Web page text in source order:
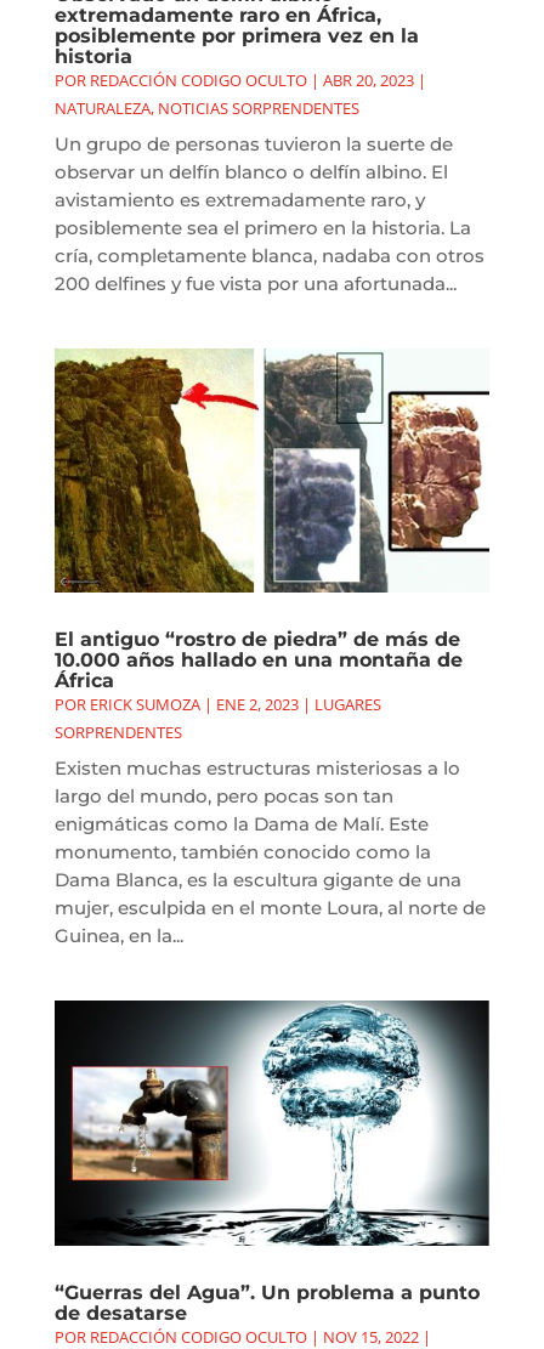
extremadamente raro en África,
posiblemente por primera vez en la
historia
POR REDACCIÓN CODIGO OCULTO| ABR 20, 2023|
NATURALEZA, NOTICIAS SORPRENDENTES
Un grupo de personas tuvieron la suerte de
observar un delfín blanco o delfín albino. El
avistamiento es extremadamente raro, y
posiblemente sea el primero en la historia. La
cría, completamente blanca, nadaba con otros
200 delfines y fue vista por una afortunada...
El antiguo “rostro de piedra” de más de
10.000 años hallado en una montaña de
África
POR ERICK SUMOZA| ENE 2, 2023| LUGARES
SORPRENDENTES
Existen muchas estructuras misteriosas a lo
largo del mundo, pero pocas son tan
enigmáticas como la Dama de Malí. Este
monumento, también conocido como la
Dama Blanca, es la escultura gigante de una
mujer, esculpida en el monte Loura, al norte de
Guinea, en la...
“Guerras del Agua”. Un problema a punto
de desatarse
POR REDACCIÓN CODIGO OCULTO| NOV 15, 2022|